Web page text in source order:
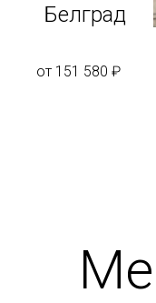
Белград
от 151 580 ₽